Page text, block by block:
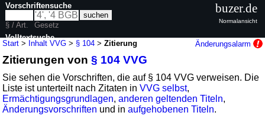
Start > Inhalt VVG > § 104 >Zitierung Änderungsalarm
Zitierungen von§ 104 VVG
Sie sehen die Vorschriften, die auf § 104 VVG verweisen. Die
Liste ist unterteilt nach Zitaten inVVG selbst,
Ermächtigungsgrundlagen,anderen geltenden Titeln,
Änderungsvorschriften und inaufgehobenen Titeln.
Vorschriftensuche
§ / Art.
Gesetz
Volltextsuche
nur in VVG
buzer.de
Normalansicht